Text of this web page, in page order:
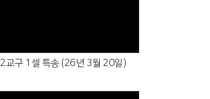
2교구 1셀 특송 (26년 3월 20일)